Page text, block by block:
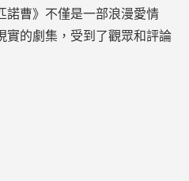
諾曹》不僅是一部浪漫愛情
實的劇集，受到了觀眾和評論